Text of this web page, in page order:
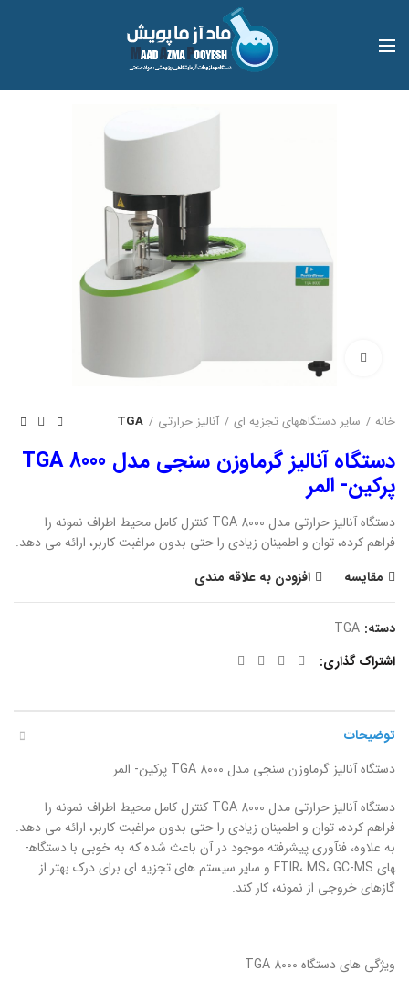
بزرگنمایی تصویر
خانه سایر دستگاههای تجزیه ای آنالیز حرارتی TGA
دستگاه آنالیز گرماوزن سنجی مدل TGA 8000
پرکین- المر
دستگاه آنالیز حرارتی مدل TGA 8000 کنترل کامل محیط اطراف نمونه را
فراهم کرده، توان و اطمینان زیادی را حتی بدون مراغبت کاربر، ارائه می­ دهد.
مقایسه
افزودن به علاقه مندی
دسته: TGA
اشتراک گذاری
توضیحات
دستگاه آنالیز گرماوزن­ سنجی مدل TGA 8000 پرکین- المر
دستگاه آنالیز حرارتی مدل TGA 8000 کنترل کامل محیط اطراف نمونه را
فراهم کرده، توان و اطمینان زیادی را حتی بدون مراغبت کاربر، ارائه می­ دهد.
به علاوه، فنآوری پیشرفته موجود در آن باعث شده که به خوبی با دستگاه­
های FTIR، MS، GC-MS و سایر سیستم­ های تجزیه ­ای برای درک بهتر از
گازهای خروجی از نمونه، کار کند.
ویژگی­ های دستگاه TGA 8000